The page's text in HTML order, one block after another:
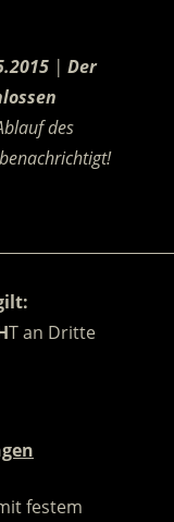
| Der
des
T an Dritte
festem